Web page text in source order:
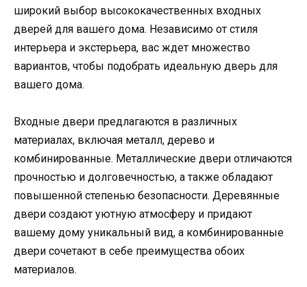
широкий выбор высококачественных входных
дверей для вашего дома. Независимо от стиля
интерьера и экстерьера, вас ждет множество
вариантов, чтобы подобрать идеальную дверь для
вашего дома.
Входные двери предлагаются в различных
материалах, включая металл, дерево и
комбинированные. Металлические двери отличаются
прочностью и долговечностью, а также обладают
повышенной степенью безопасности. Деревянные
двери создают уютную атмосферу и придают
вашему дому уникальный вид, а комбинированные
двери сочетают в себе преимущества обоих
материалов.